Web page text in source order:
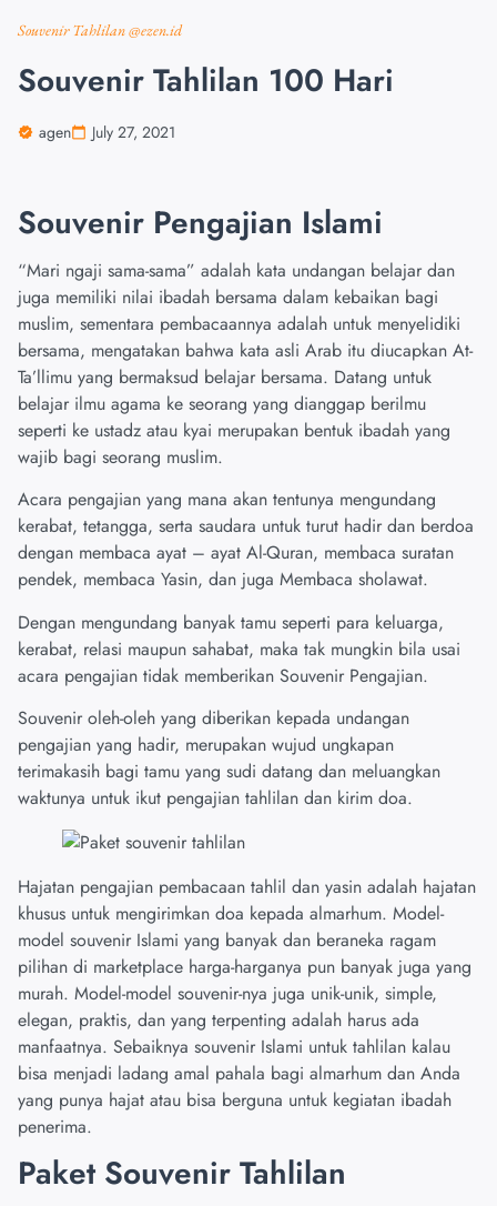
Souvenir Tahlilan @ezen.id
Souvenir Tahlilan 100 Hari
agen July 27, 2021
Souvenir Pengajian Islami
“Mari ngaji sama-sama” adalah kata undangan belajar dan
juga memiliki nilai ibadah bersama dalam kebaikan bagi
muslim, sementara pembacaannya adalah untuk menyelidiki
bersama, mengatakan bahwa kata asli Arab itu diucapkan At-
Ta’llimu yang bermaksud belajar bersama. Datang untuk
belajar ilmu agama ke seorang yang dianggap berilmu
seperti ke ustadz atau kyai merupakan bentuk ibadah yang
wajib bagi seorang muslim.
Acara pengajian yang mana akan tentunya mengundang
kerabat, tetangga, serta saudara untuk turut hadir dan berdoa
dengan membaca ayat – ayat Al-Quran, membaca suratan
pendek, membaca Yasin, dan juga Membaca sholawat.
Dengan mengundang banyak tamu seperti para keluarga,
kerabat, relasi maupun sahabat, maka tak mungkin bila usai
acara pengajian tidak memberikan Souvenir Pengajian.
Souvenir oleh-oleh yang diberikan kepada undangan
pengajian yang hadir, merupakan wujud ungkapan
terimakasih bagi tamu yang sudi datang dan meluangkan
waktunya untuk ikut pengajian tahlilan dan kirim doa.
Hajatan pengajian pembacaan tahlil dan yasin adalah hajatan
khusus untuk mengirimkan doa kepada almarhum. Model-
model souvenir Islami yang banyak dan beraneka ragam
pilihan di marketplace harga-harganya pun banyak juga yang
murah. Model-model souvenir-nya juga unik-unik, simple,
elegan, praktis, dan yang terpenting adalah harus ada
manfaatnya. Sebaiknya souvenir Islami untuk tahlilan kalau
bisa menjadi ladang amal pahala bagi almarhum dan Anda
yang punya hajat atau bisa berguna untuk kegiatan ibadah
penerima.
Paket Souvenir Tahlilan